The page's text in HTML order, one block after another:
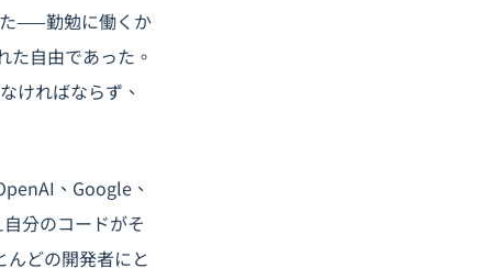
——勤勉に働くか
自由であった。
ければならず、
、Google、
分のコードがそ
どの開発者にと